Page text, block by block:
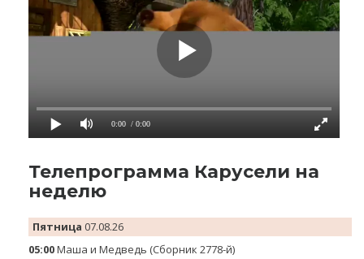
0:00 / 0:00
Телепрограмма Карусели на
неделю
Пятница 07.08.26
05:00Маша и Медведь (Сборник 2778-й)